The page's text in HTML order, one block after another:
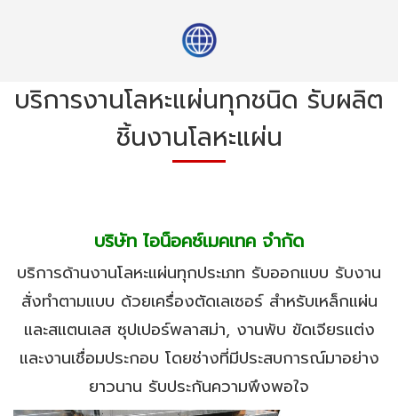
บริการงานโลหะแผ่นทุกชนิด รับผลิต
ชิ้นงานโลหะแผ่น
บริษัท ไอน็อคซ์เมคเทค จำกัด
บริการด้านงานโลหะแผ่นทุกประเภท รับออกแบบ รับงาน
สั่งทำตามแบบ ด้วยเครื่องตัดเลเซอร์ สำหรับเหล็กแผ่น
และสแตนเลส ซุปเปอร์พลาสม่า, งานพับ ขัดเจียรแต่ง
และงานเชื่อมประกอบ โดยช่างที่มีประสบการณ์มาอย่าง
ยาวนาน รับประกันความพึงพอใจ